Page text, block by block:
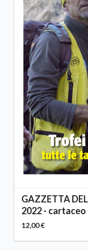
GAZZETTA
2022 - cartaceo
12,00 €